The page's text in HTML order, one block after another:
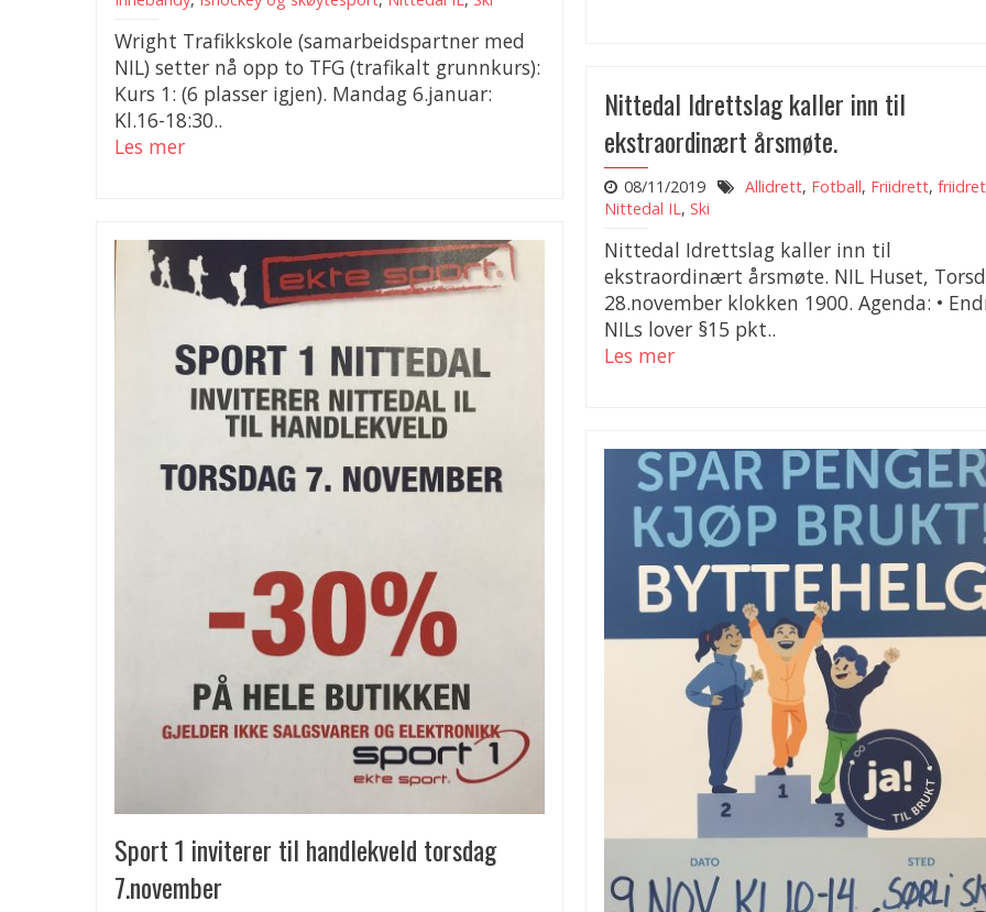
Wright Trafikkskole (samarbeidspartner med
NIL) setter nå opp to TFG (trafikalt grunnkurs):
Kurs 1: (6 plasser igjen). Mandag 6.januar:
Kl.16-18:30..
Les mer
Nittedal Idrettslag kaller inn til
ekstraordinært årsmøte.
08/11/2019 Allidrett, Fotball, Friidrett,
Nittedal IL, Ski
Nittedal Idrettslag kaller inn til
ekstraordinært årsmøte. NIL Huset,
28.november klokken 1900. Agenda: •
NILs lover §15 pkt..
Les mer
Sport 1 inviterer til handlekveld torsdag
7.november